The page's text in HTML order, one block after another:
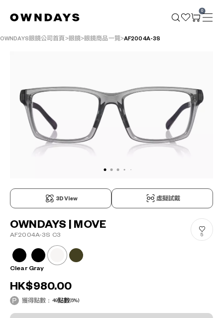
0
OWNDAYS眼鏡公司首頁 眼鏡 眼鏡商品一覽 AF2004A-3S
3D View 虛擬試戴
OWNDAYS | MOVE
AF2004A-3S C3 5
Clear Gray
HK$980.00
獲得點數： 49點數(5%)